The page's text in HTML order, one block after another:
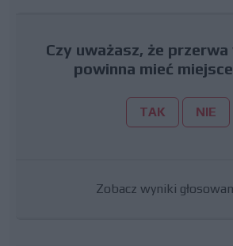
Czy uważasz, że
powinna mieć
TAK NIE
Zobacz wyniki